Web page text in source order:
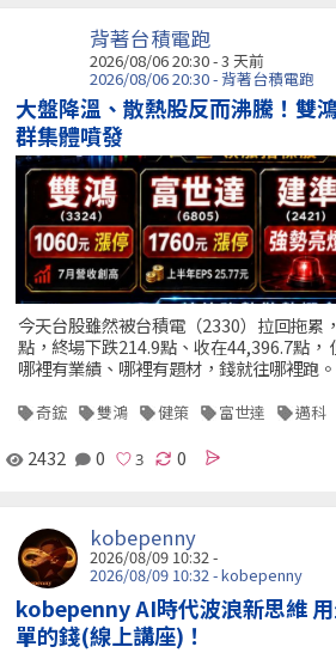
背著台積電跑
2026/08/06 20:30 - 3 天前
2026/08/06 20:30 - 背著台積電跑
大盤降溫、散熱股反而沸騰！雙
群集體噴發
今天台股雖然被台積電（2330）拉回拖累
點，終場下跌214.9點、收在44,396.7點，
哪裡有業績、哪裡有題材，錢就往哪裡跑
奇鋐 雙鴻 健策 富世達 邁科
2432 0 0
kobepenny
2026/08/09 10:32 -
2026/08/09 10:32 - kobepenny
kobepenny AI時代波浪新思維
單的錢(線上講座)！